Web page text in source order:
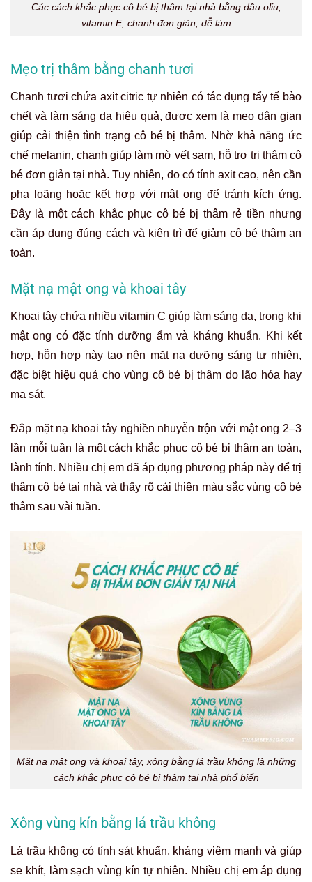
Các cách khắc phục cô bé bị thâm tại nhà bằng dầu oliu,
vitamin E, chanh đơn giản, dễ làm
Mẹo trị thâm bằng chanh tươi
Chanh tươi chứa axit citric tự nhiên có tác dụng tẩy tế bào
chết và làm sáng da hiệu quả, được xem là mẹo dân gian
giúp cải thiện tình trạng cô bé bị thâm. Nhờ khả năng ức
chế melanin, chanh giúp làm mờ vết sạm, hỗ trợ trị thâm cô
bé đơn giản tại nhà. Tuy nhiên, do có tính axit cao, nên cần
pha loãng hoặc kết hợp với mật ong để tránh kích ứng.
Đây là một cách khắc phục cô bé bị thâm rẻ tiền nhưng
cần áp dụng đúng cách và kiên trì để giảm cô bé thâm an
toàn.
Mặt nạ mật ong và khoai tây
Khoai tây chứa nhiều vitamin C giúp làm sáng da, trong khi
mật ong có đặc tính dưỡng ẩm và kháng khuẩn. Khi kết
hợp, hỗn hợp này tạo nên mặt nạ dưỡng sáng tự nhiên,
đặc biệt hiệu quả cho vùng cô bé bị thâm do lão hóa hay
ma sát.
Đắp mặt nạ khoai tây nghiền nhuyễn trộn với mật ong 2–3
lần mỗi tuần là một cách khắc phục cô bé bị thâm an toàn,
lành tính. Nhiều chị em đã áp dụng phương pháp này để trị
thâm cô bé tại nhà và thấy rõ cải thiện màu sắc vùng cô bé
thâm sau vài tuần.
Mặt nạ mật ong và khoai tây, xông bằng lá trầu không là những
cách khắc phục cô bé bị thâm tại nhà phổ biến
Xông vùng kín bằng lá trầu không
Lá trầu không có tính sát khuẩn, kháng viêm mạnh và giúp
se khít, làm sạch vùng kín tự nhiên. Nhiều chị em áp dụng